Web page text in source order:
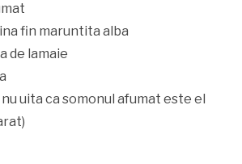
fin maruntita alba
de lamaie
nu uita ca somonul afumat este el